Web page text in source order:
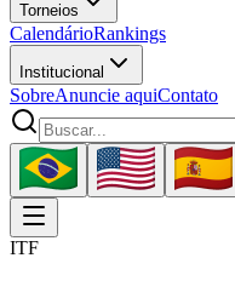
Torneios
CalendárioRankings
Institucional
SobreAnuncie aquiContato
ITF